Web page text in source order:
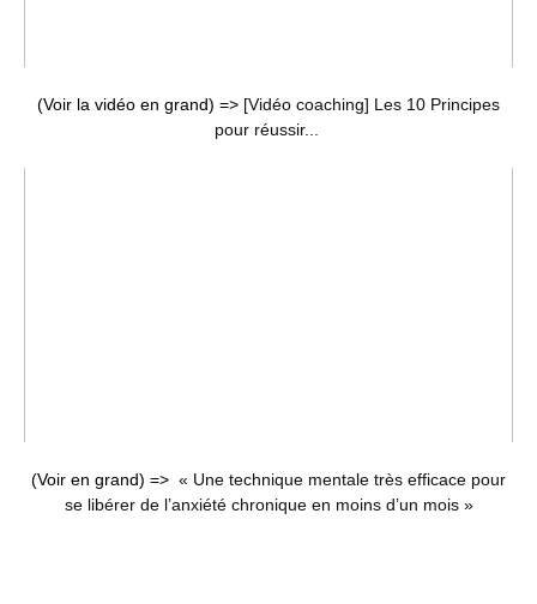
(Voir la vidéo en grand) => [Vidéo coaching] Les 10 Principes
pour réussir...
(Voir en grand) => « Une technique mentale très efficace pour
se libérer de l’anxiété chronique en moins d’un mois »